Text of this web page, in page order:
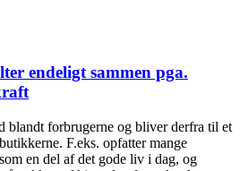
endeligt sammen pga.
blandt forbrugerne og bliver derfra til et
F.eks. opfatter mange
en del af det gode liv i dag, og